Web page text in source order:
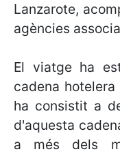
Lanzarote,
agències
El viatge ha
cadena hotelera
ha consistit a
d'aquesta
a més dels